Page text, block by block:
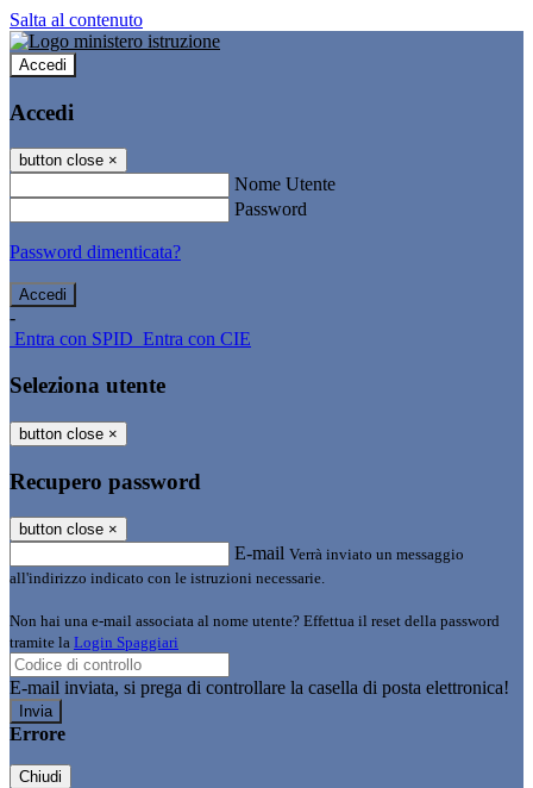
Salta al contenuto
Accedi
Accedi
button close ×
Nome Utente
Password
Password dimenticata?
-
Entra con SPID Entra con CIE
Seleziona utente
button close ×
Recupero password
button close ×
E-mail Verrà inviato un messaggio
all'indirizzo indicato con le istruzioni necessarie.
Non hai una e-mail associata al nome utente? Effettua il reset della password
tramite la Login Spaggiari
E-mail inviata, si prega di controllare la casella di posta elettronica!
Errore
Chiudi